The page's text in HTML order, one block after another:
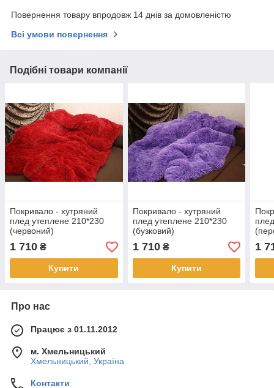
Повернення товару впродовж 14 днів за домовленістю
Всі умови повернення
Подібні товари компанії
Покривало - хутряний
плед утеплене 210*230
(червоний)
1 710 ₴
Купити
Покривало - хутряний
плед утеплене 210*230
(бузковий)
1 710₴
Купити
1
Про нас
Працює з 01.11.2012
м. Хмельницький
Хмельницький, Україна
Контакти